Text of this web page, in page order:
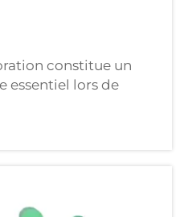
constitue un
essentiel lors de
de protection
industriel et
les